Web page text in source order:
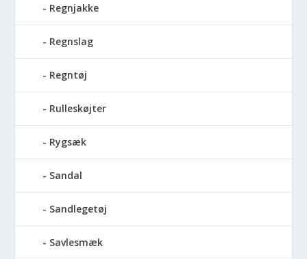
Regnjakke
Regnslag
Regntøj
Rulleskøjter
Rygsæk
Sandal
Sandlegetøj
Savlesmæk